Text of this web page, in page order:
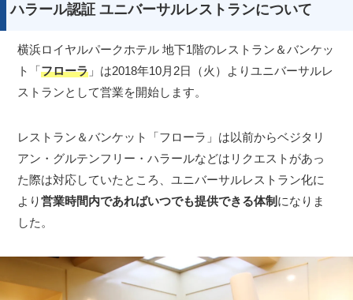
ハラール認証 ユニバーサルレストランについて
横浜ロイヤルパークホテル 地下1階のレストラン＆バンケッ
ト「フローラ 」は2018年10月2日（火）よりユニバーサルレ
ストランとして営業を開始します。
レストラン＆バンケット「フローラ」は以前からベジタリ
アン・グルテンフリー・ハラールなどはリクエストがあっ
た際は対応していたところ、ユニバーサルレストラン化に
より営業時間内であればいつでも提供できる体制 になりま
した。